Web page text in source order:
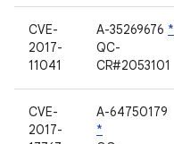
CVE-
2017-
11041
A-35269676 *
QC-
CR#2053101
CVE-
2017-
A-64750179
*